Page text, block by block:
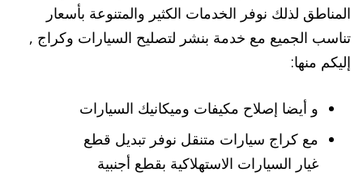
المناطق لذلك نوفر الخدمات الكثير والمتنوعة بأسعار
تناسب الجميع مع خدمة بنشر لتصليح السيارات وكراج ,
إليكم منها:
و أيضا إصلاح مكيفات وميكانيك السيارات
مع كراج سيارات متنقل نوفر تبديل قطع
غيار السيارات الاستهلاكية بقطع أجنبية